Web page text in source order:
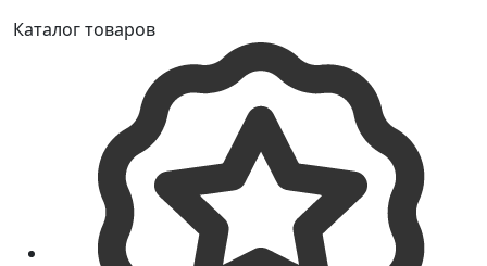
Каталог товаров